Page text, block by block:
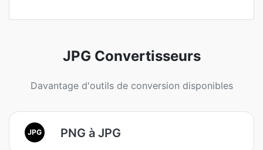
JPG Convertisseurs
Davantage d'outils de conversion disponibles
JPG PNG à JPG